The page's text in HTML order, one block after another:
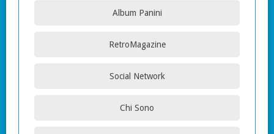
Album Panini
RetroMagazine
Social Network
Chi Sono